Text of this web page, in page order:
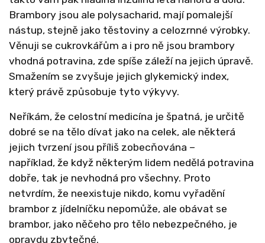
Brambory jsou ale polysacharid, mají pomalejší
nástup, stejně jako těstoviny a celozrnné výrobky.
Věnuji se cukrovkářům a i pro ně jsou brambory
vhodná potravina, zde spíše záleží na jejich úpravě.
Smažením se zvyšuje jejich glykemický index,
který právě způsobuje tyto výkyvy.
Neříkám, že celostní medicína je špatná, je určitě
dobré se na tělo dívat jako na celek, ale některá
jejich tvrzení jsou příliš zobecňována –⁠
například, že když některým lidem nedělá potravina
dobře, tak je nevhodná pro všechny. Proto
netvrdím, že neexistuje nikdo, komu vyřadění
brambor z jídelníčku nepomůže, ale obávat se
brambor, jako něčeho pro tělo nebezpečného, je
opravdu zbytečné.